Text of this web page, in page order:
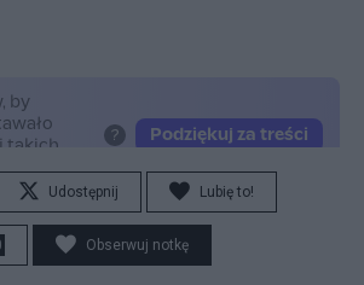
Udostępnij Lubię to!
Obserwuj notkę